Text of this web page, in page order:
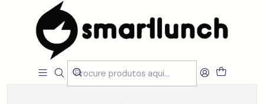
MARCAS Karactermania
Karactermania
Filtros